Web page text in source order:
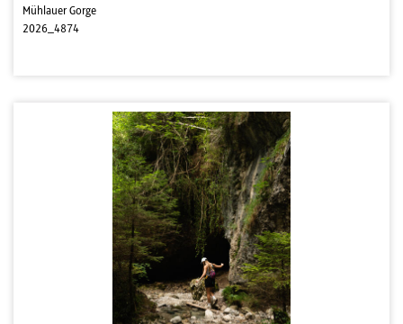
Mühlauer Gorge
2026_4874